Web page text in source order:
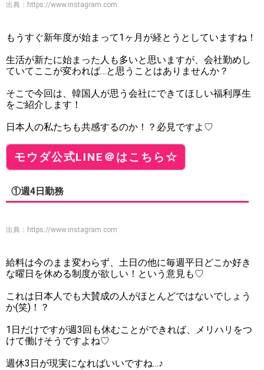
出典： https://www.instagram.com
もうすぐ新年度が始まって1ヶ月が経とうとしていますね！
生活が新たに始まった人も多いと思いますが、会社勤めし
ていてここが変われば…と思うことはありませんか？
そこで今回は、韓国人が思う会社にできてほしい福利厚生
をご紹介します！
日本人の私たちも共感するのか！？必見ですよ♡
モウダ公式LINE＠はこちら☆
①週4日勤務
出典： https://www.instagram.com
給料は今のまま変わらず、土日の他に毎週平日どこか好き
な曜日を休める制度が欲しい！という意見も♡
これは日本人でも大賛成の人がほとんどではないでしょう
か(笑)！？
1日だけですが週3回も休むことができれば、メリハリをつ
けて働けそうですよね♡
週休3日が現実になればいいですね…♪